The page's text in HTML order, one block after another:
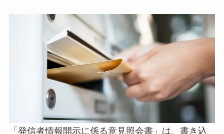
「発信者情報開示に係る意見照会書」は、書き込